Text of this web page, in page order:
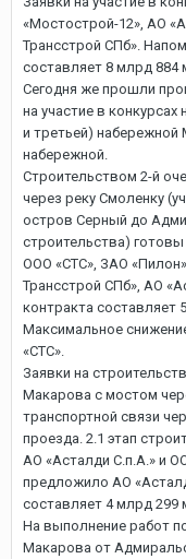
«Мостострой-12», АО
Трансстрой СПб».
составляет 8 млрд 884
Сегодня же прошли
на участие в
и третьей)
набережной.
Строительством 2-й
через реку Смоленку
остров Серный до
строительства)
ООО «СТС», ЗАО
Трансстрой СПб», АО
контракта составляет
Максимальное
«СТС».
Заявки на
Макарова с мостом
транспортной связи
проезда. 2.1 этап
АО «Асталди С.п.А.» и
предложило АО
составляет 4 млрд 299
На выполнение работ
Макарова от